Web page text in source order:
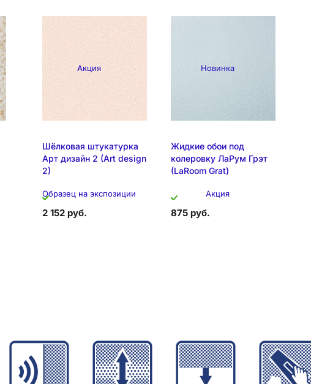
Акция
Образец на экспозиции
Шёлковая штукатурка
Арт дизайн 2 (Art design
2)
2 152 руб.
Новинка
Акция
Жидкие обои под
колеровку ЛаРум Грэт
(LaRoom Grat)
875 руб.